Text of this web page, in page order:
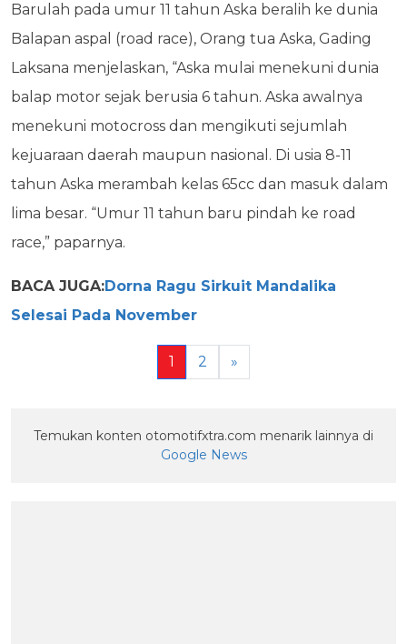
Barulah pada umur 11 tahun Aska beralih ke dunia
Balapan aspal (road race), Orang tua Aska, Gading
Laksana menjelaskan, “Aska mulai menekuni dunia
balap motor sejak berusia 6 tahun. Aska awalnya
menekuni motocross dan mengikuti sejumlah
kejuaraan daerah maupun nasional. Di usia 8-11
tahun Aska merambah kelas 65cc dan masuk dalam
lima besar. “Umur 11 tahun baru pindah ke road
race,” paparnya.
BACA JUGA:Dorna Ragu Sirkuit Mandalika
Selesai Pada November
1 2 »
Temukan konten otomotifxtra.com menarik lainnya di
Google News